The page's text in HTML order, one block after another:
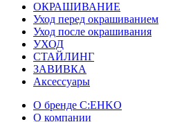
ОКРАШИВАНИЕ
Уход перед окрашиванием
Уход после окрашивания
УХОД
СТАЙЛИНГ
ЗАВИВКА
Аксессуары
О бренде C:EHKO
О компании